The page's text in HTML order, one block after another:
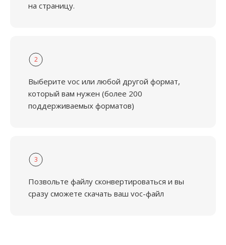
на страницу.
2
Выберите voc или любой другой формат,
который вам нужен (более 200
поддерживаемых форматов)
3
Позвольте файлу сконвертироваться и вы
сразу сможете скачать ваш voc-файл